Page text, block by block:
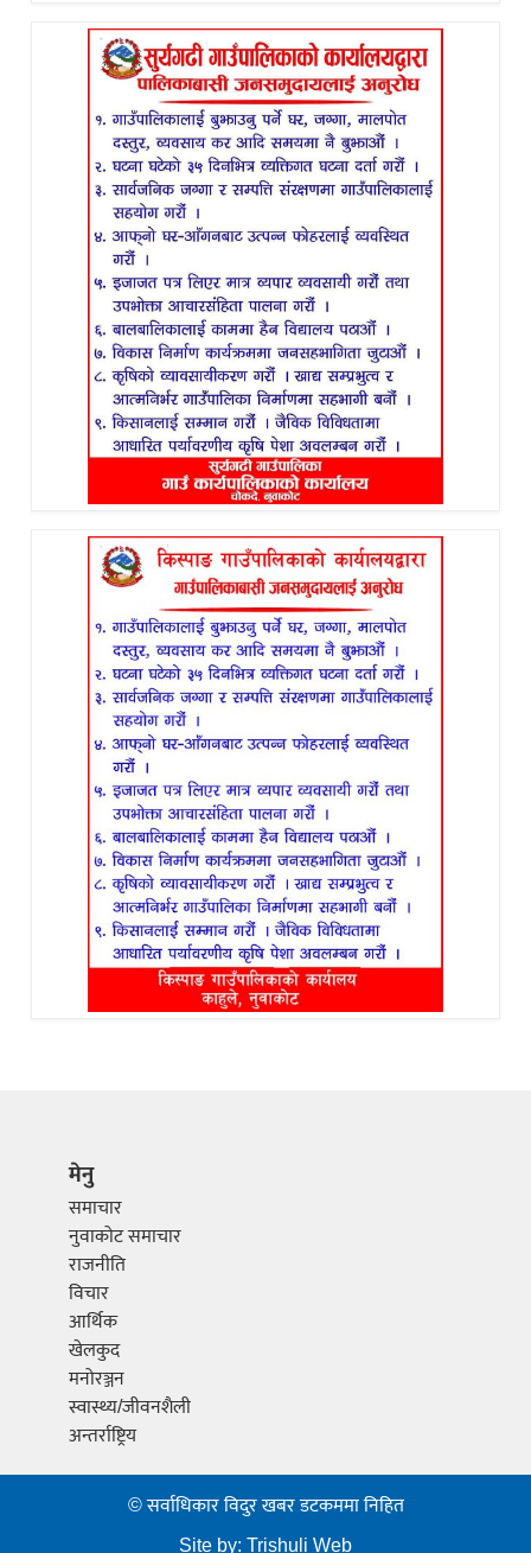
मेनु
समाचार
नुवाकोट समाचार
राजनीति
विचार
आर्थिक
खेलकुद
मनोरञ्जन
स्वास्थ्य/जीवनशैली
अन्तर्राष्ट्रिय
© सर्वाधिकार विदुर खबर डटकममा निहित
Site by:Trishuli Web